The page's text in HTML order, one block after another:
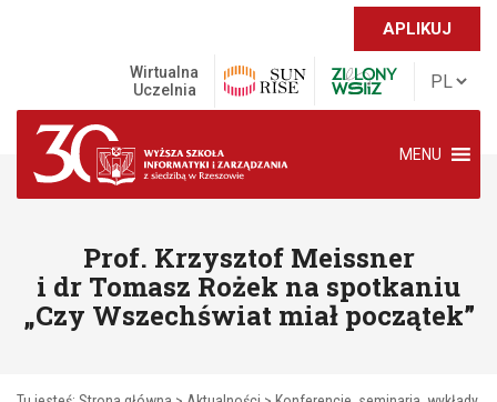
APLIKUJ
Wirtualna
Uczelnia
MENU
Prof. Krzysztof Meissner
i dr Tomasz Rożek na spotkaniu
„Czy Wszechświat miał początek”